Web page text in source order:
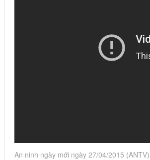
An ninh ngày mới ngày 27/04/2015 (ANTV)